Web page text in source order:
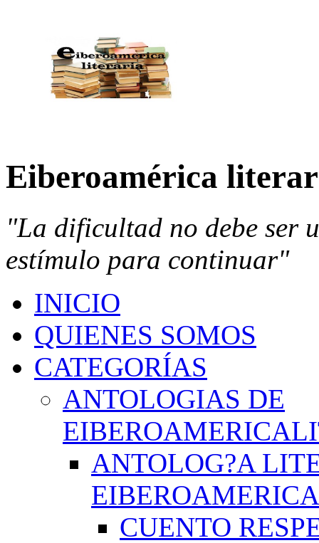
Eiberoamérica
"La dificultad no debe ser
estímulo para continuar"
INICIO
QUIENES SOMOS
CATEGORÍAS
ANTOLOGIAS DE
ANTOLOG?A
CUENTO